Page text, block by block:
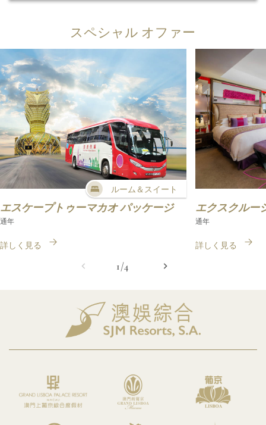
スペシャル オファー
ルーム＆スイート
エスケープトゥーマカオ パッケージ
通年
詳しく見る
エクスクルー
通年
詳しく見る
1/4